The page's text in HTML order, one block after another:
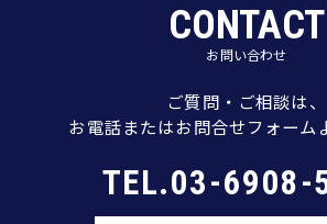
CONTACT
お問い合わせ
ご質問・ご相談は、
お電話またはお問合せフォーム
TEL.03-6908-